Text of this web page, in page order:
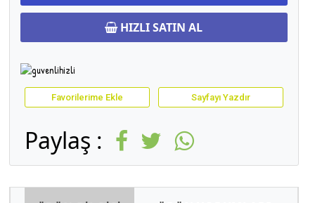
HIZLI SATIN AL
Favorilerime Ekle Sayfayı Yazdır
Paylaş :